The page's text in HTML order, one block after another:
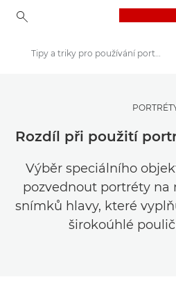
Get Inspired | Tipy pro fotografování a příručka pro nákup
Tipy a techniky pro fotografování a tisk
Tipy a triky pro používání portrétních objektivů
Rozdíl při použití
Výběr speciálního
pozvednout portréty na
snímků hlavy, které
širokoúhlé